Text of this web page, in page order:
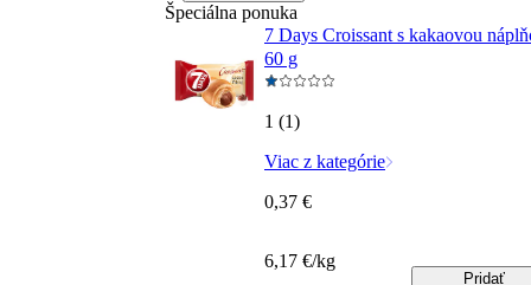
Špeciálna ponuka
7 Days Croissant s kakaovou
60 g
1 (1)
Viac z kategórie
0,37 €
6,17 €/kg
Pridať